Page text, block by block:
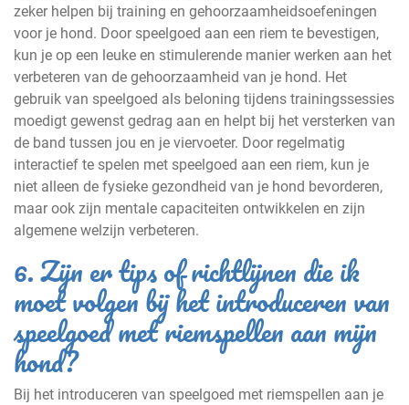
zeker helpen bij training en gehoorzaamheidsoefeningen
voor je hond. Door speelgoed aan een riem te bevestigen,
kun je op een leuke en stimulerende manier werken aan het
verbeteren van de gehoorzaamheid van je hond. Het
gebruik van speelgoed als beloning tijdens trainingssessies
moedigt gewenst gedrag aan en helpt bij het versterken van
de band tussen jou en je viervoeter. Door regelmatig
interactief te spelen met speelgoed aan een riem, kun je
niet alleen de fysieke gezondheid van je hond bevorderen,
maar ook zijn mentale capaciteiten ontwikkelen en zijn
algemene welzijn verbeteren.
6. Zijn er tips of richtlijnen die ik
moet volgen bij het introduceren van
speelgoed met riemspellen aan mijn
hond?
Bij het introduceren van speelgoed met riemspellen aan je